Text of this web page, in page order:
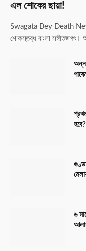
এল শোকের ছায়া!
Swagata Dey Death News:
শোকস্তব্ধ বাংলা সঙ্গীতজগৎ।
৬